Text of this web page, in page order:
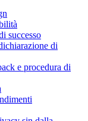
successo
di
e procedura di